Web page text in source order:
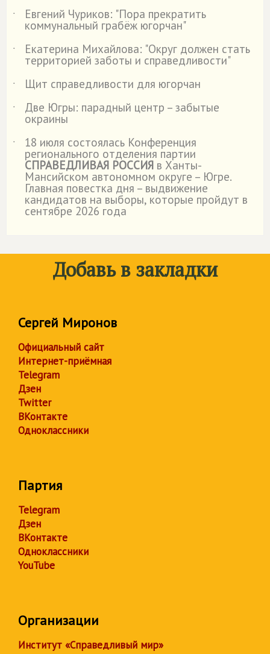
˙ Евгений Чуриков: "Пора прекратить
коммунальный грабёж югорчан"
˙
Екатерина Михайлова: "Округ должен стать
территорией заботы и справедливости"
˙
Щит справедливости для югорчан
˙
Две Югры: парадный центр – забытые
окраины
˙
18 июля состоялась Конференция
регионального отделения партии
СПРАВЕДЛИВАЯ РОССИЯ в Ханты-
Мансийском автономном округе – Югре.
Главная повестка дня – выдвижение
кандидатов на выборы, которые пройдут в
сентябре 2026 года
Добавь в закладки
Сергей Миронов
Официальный сайт
Интернет-приёмная
Telegram
Дзен
Twitter
ВКонтакте
Одноклассники
Партия
Telegram
Дзен
ВКонтакте
Одноклассники
YouTube
Организации
Институт «Справедливый мир»